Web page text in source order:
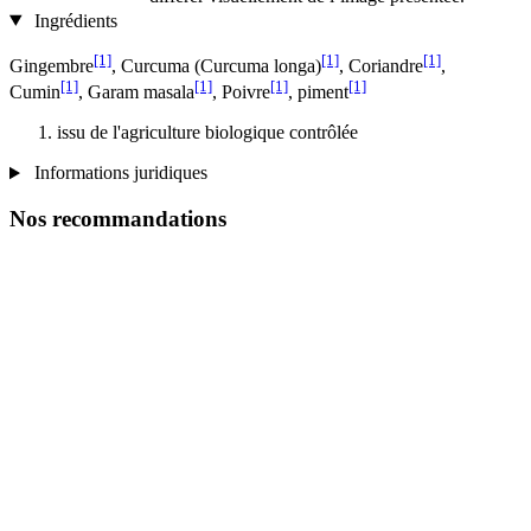
Ingrédients
Gingembre[1], Curcuma (Curcuma longa)[1], Coriandre[1],
Cumin[1], Garam masala[1], Poivre[1], piment[1]
issu de l'agriculture biologique contrôlée
Informations juridiques
Nos recommandations